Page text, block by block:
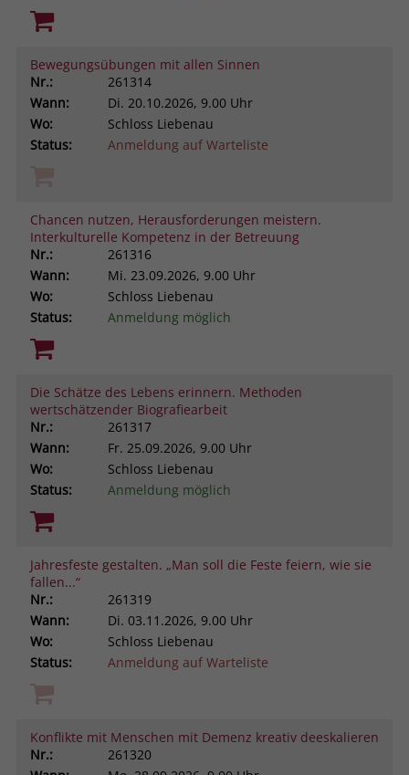
Bewegungsübungen mit allen Sinnen
Nr.:
261314
Wann:
Di. 20.10.2026, 9.00 Uhr
Wo:
Schloss Liebenau
Status:
Anmeldung auf Warteliste
Chancen nutzen, Herausforderungen meistern.
Interkulturelle Kompetenz in der Betreuung
Nr.:
261316
Wann:
Mi. 23.09.2026, 9.00 Uhr
Wo:
Schloss Liebenau
Status:
Anmeldung möglich
Die Schätze des Lebens erinnern. Methoden
wertschätzender Biografiearbeit
Nr.:
261317
Wann:
Fr. 25.09.2026, 9.00 Uhr
Wo:
Schloss Liebenau
Status:
Anmeldung möglich
Jahresfeste gestalten. „Man soll die Feste feiern, wie sie
fallen...“
Nr.:
261319
Wann:
Di. 03.11.2026, 9.00 Uhr
Wo:
Schloss Liebenau
Status:
Anmeldung auf Warteliste
Konflikte mit Menschen mit Demenz kreativ deeskalieren
Nr.:
261320